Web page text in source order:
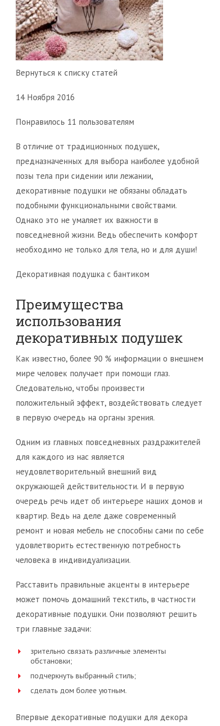
Вернуться к списку статей
14 Ноября 2016
Понравилось 11 пользователям
В отличие от традиционных подушек,
предназначенных для выбора наиболее удобной
позы тела при сидении или лежании,
декоративные подушки не обязаны обладать
подобными функциональными свойствами.
Однако это не умаляет их важности в
повседневной жизни. Ведь обеспечить комфорт
необходимо не только для тела, но и для души!
Декоративная подушка с бантиком
Преимущества
использования
декоративных подушек
Как известно, более 90 % информации о внешнем
мире человек получает при помощи глаз.
Следовательно, чтобы произвести
положительный эффект, воздействовать следует
в первую очередь на органы зрения.
Одним из главных повседневных раздражителей
для каждого из нас является
неудовлетворительный внешний вид
окружающей действительности. И в первую
очередь речь идет об интерьере наших домов и
квартир. Ведь на деле даже современный
ремонт и новая мебель не способны сами по себе
удовлетворить естественную потребность
человека в индивидуализации.
Расставить правильные акценты в интерьере
может помочь домашний текстиль, в частности
декоративные подушки. Они позволяют решить
три главные задачи:
зрительно связать различные элементы
обстановки;
подчеркнуть выбранный стиль;
сделать дом более уютным.
Впервые декоративные подушки для декора